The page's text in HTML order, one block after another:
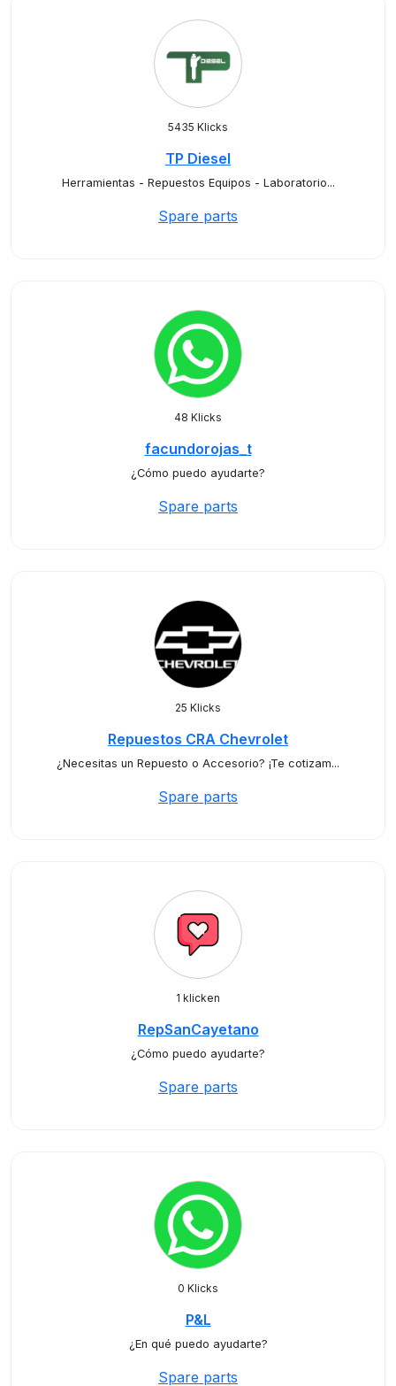
5435 Klicks
TP Diesel
Herramientas - Repuestos Equipos - Laboratorio...
Spare parts
48 Klicks
facundorojas_t
¿Cómo puedo ayudarte?
Spare parts
25 Klicks
Repuestos CRA Chevrolet
¿Necesitas un Repuesto o Accesorio? ¡Te cotizam...
Spare parts
1 klicken
RepSanCayetano
¿Cómo puedo ayudarte?
Spare parts
0 Klicks
P&L
¿En qué puedo ayudarte?
Spare parts